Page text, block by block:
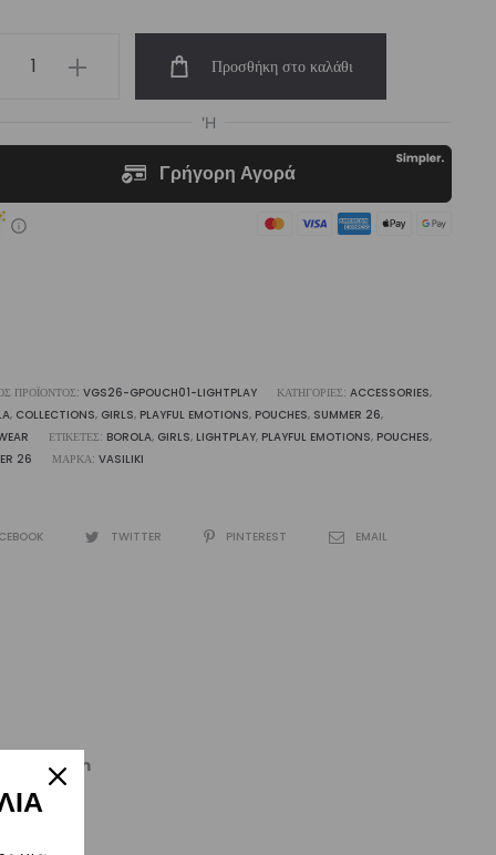
€29,00.
τιμή
είναι:
€25,00.
Προσθήκη στο καλάθι
ΠΡΟΪΌΝΤΟΣ: VGS26-GPOUCH01-LIGHTPLAY ΚΑΤΗΓΟΡΊΕΣ: ACCESSORIES,
, COLLECTIONS, GIRLS, PLAYFUL EMOTIONS, POUCHES, SUMMER 26,
ΕΤΙΚΈΤΕΣ: BOROLA, GIRLS, LIGHTPLAY, PLAYFUL EMOTIONS, POUCHES,
26
ΜΆΡΚΑ: VASILIKI
TWITTER PINTEREST EMAIL